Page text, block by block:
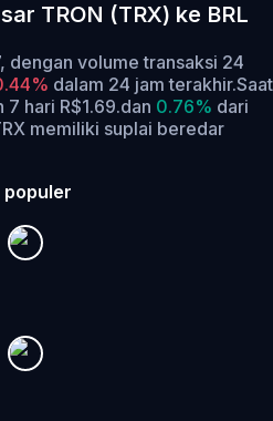
TRON (TRX) ke BRL
dengan volume transaksi 24
dalam 24 jam terakhir.Saat
hari R$1.69.dan 0.76% dari
memiliki suplai beredar
populer